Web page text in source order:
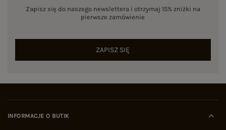
Zapisz się do naszego newslettera i otrzymaj 15% zniżki na
pierwsze zamówienie
ZAPISZ SIĘ
INFORMACJE O BUTIK